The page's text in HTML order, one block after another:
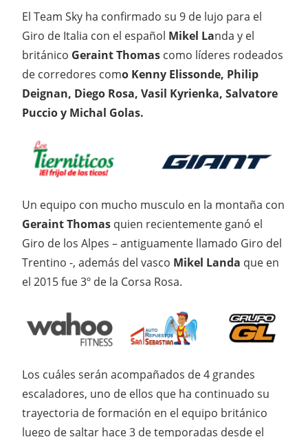
El Team Sky ha confirmado su 9 de lujo para el
Giro de Italia con el español Mikel Landa y el
británico Geraint Thomas como líderes rodeados
de corredores como Kenny Elissonde, Philip
Deignan, Diego Rosa, Vasil Kyrienka, Salvatore
Puccio y Michal Golas.
Un equipo con mucho musculo en la montaña con
Geraint Thomas quien recientemente ganó el
Giro de los Alpes – antiguamente llamado Giro del
Trentino -, además del vasco Mikel Landa que en
el 2015 fue 3º de la Corsa Rosa.
Los cuáles serán acompañados de 4 grandes
escaladores, uno de ellos que ha continuado su
trayectoria de formación en el equipo británico
luego de saltar hace 3 de temporadas desde el